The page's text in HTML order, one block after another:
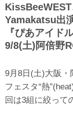
KissBeeWEST
Yamakatsu出
『ぴあアイド
9/8(土)阿倍野
9月8日(土)大阪・
フェスタ“熱
回は3組に絞って